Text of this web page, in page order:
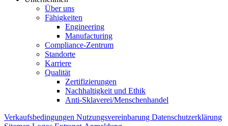
Über uns
Fähigkeiten
Engineering
Manufacturing
Compliance-Zentrum
Standorte
Karriere
Qualität
Zertifizierungen
Nachhaltigkeit und Ethik
Anti-Sklaverei/Menschenhandel
Verkaufsbedingungen Nutzungsvereinbarung Datenschutzerklärung